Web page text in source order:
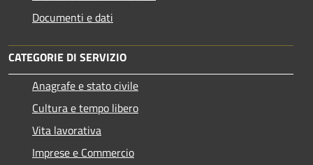
Documenti e dati
CATEGORIE DI SERVIZIO
Anagrafe e stato civile
Cultura e tempo libero
Vita lavorativa
Imprese e Commercio